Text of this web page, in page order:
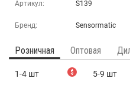
Артикул: S139
Бренд: Sensormatic
Розничная Оптовая
1-4 шт $ 5-9 шт